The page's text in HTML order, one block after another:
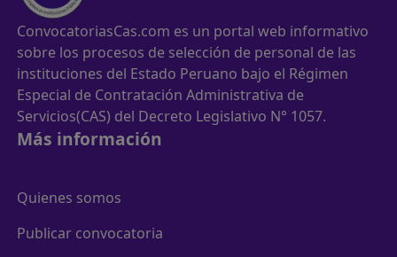
ConvocatoriasCas.com es un portal web informativo
sobre los procesos de selección de personal de las
instituciones del Estado Peruano bajo el Régimen
Especial de Contratación Administrativa de
Servicios(CAS) del Decreto Legislativo N° 1057.
Más información
Quienes somos
Publicar convocatoria